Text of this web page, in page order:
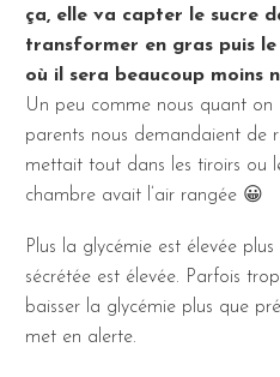
ça, elle va capter le sucre
transformer en gras puis le
où il sera beaucoup moins
Un peu comme nous quant
parents nous demandaient de
mettait tout dans les tiroirs ou
chambre avait l’air rangée 😀
Plus la glycémie est élevée
sécrétée est élevée. Parfois
baisser la glycémie plus que
met en alerte.